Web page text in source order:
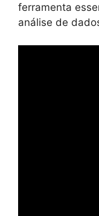
ferramenta
análise de